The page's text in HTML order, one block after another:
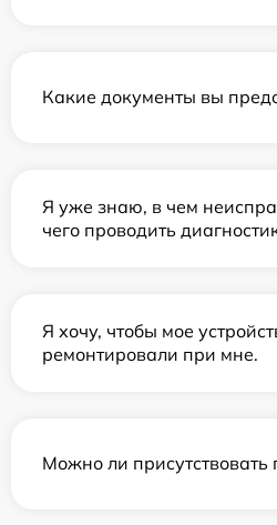
Какие документы вы
Я уже знаю, в чем
чего проводить
Я хочу, чтобы мое
ремонтировали при мне.
Можно ли присутствовать